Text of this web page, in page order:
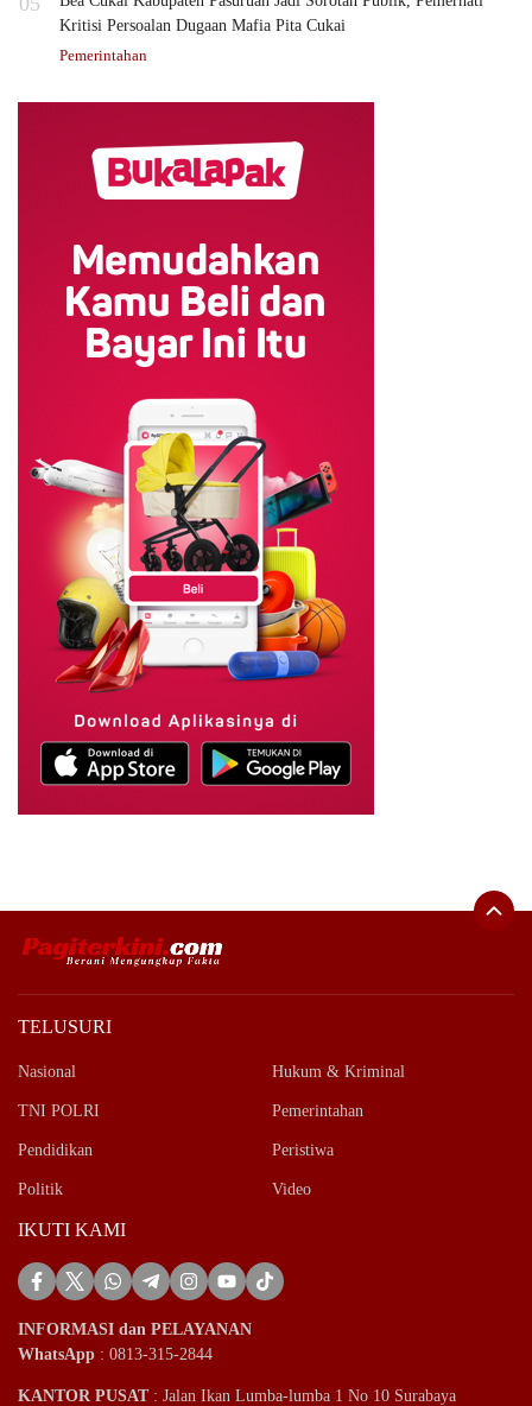
Kritisi Persoalan Dugaan Mafia Pita Cukai
Pemerintahan
TELUSURI
Nasional Hukum & Kriminal
TNI POLRI Pemerintahan
Pendidikan Peristiwa
Politik Video
IKUTI KAMI
INFORMASI dan PELAYANAN
WhatsApp : 0813-315-2844
KANTOR PUSAT: Jalan Ikan Lumba-lumba 1 No 10 Surabaya